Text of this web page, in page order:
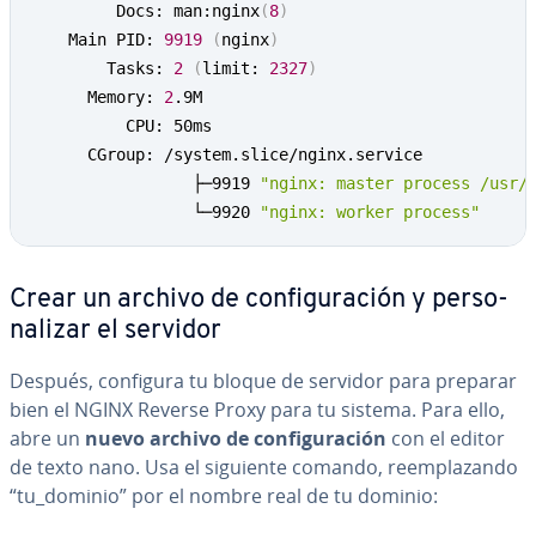
         Docs: man:nginx
(8)
    Main PID:
9919 (nginx)
        Tasks:
2 (limit: 2327)
      Memory:
2.9M
          CPU: 50ms
      CGroup: /system.slice/nginx.service
                 ├─9919
"nginx: master process /usr/
                 └─9920
"nginx: worker process"
Crear un archivo de co­n­fi­gu­ra­ción y pe­r­so­
na­li­zar el servidor
Después, configura tu bloque de servidor para preparar
bien el NGINX Reverse Proxy para tu sistema. Para ello,
abre un nuevo archivo de co­n­fi­gu­ra­ción con el editor
de texto nano. Usa el siguiente comando, re­em­pla­za­n­do
“tu_dominio” por el nombre real de tu dominio: